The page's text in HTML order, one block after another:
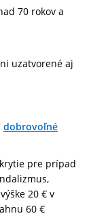
70 rokov a
uzatvorené aj
dobrovoľné
pre prípad
20 € v
60 €